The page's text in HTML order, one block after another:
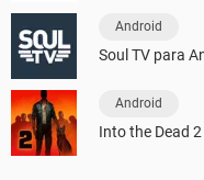
Android
Soul TV para
Android
Into the Dead